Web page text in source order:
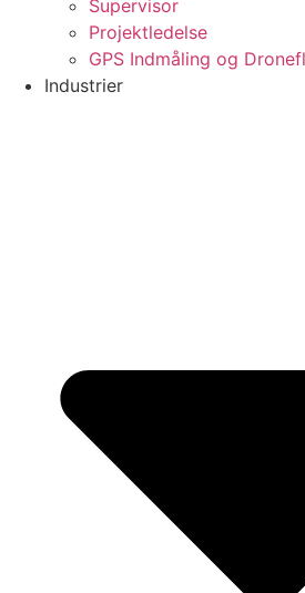
Supervisor
Projektledelse
GPS Indmåling og
Industrier